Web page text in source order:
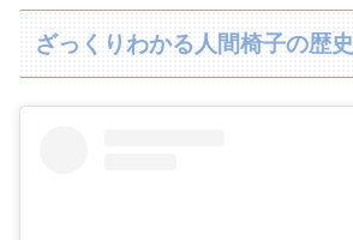
ざっくりわかる人間椅子の歴史